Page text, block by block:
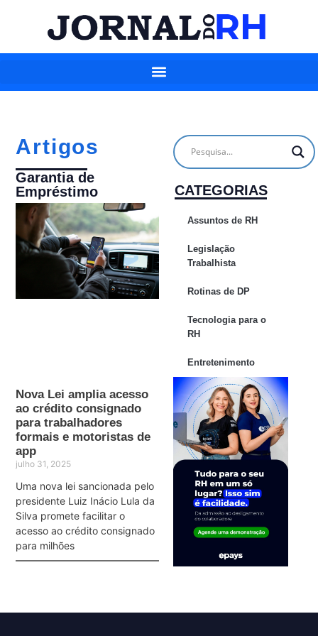
Artigos
Garantia de
Empréstimo
Nova Lei amplia acesso
ao crédito consignado
para trabalhadores
formais e motoristas de
app
julho 31, 2025
Uma nova lei sancionada pelo
presidente Luiz Inácio Lula da
Silva promete facilitar o
acesso ao crédito consignado
para milhões
CATEGORIAS
Assuntos de RH
Legislação
Trabalhista
Rotinas de DP
Tecnologia para o
RH
Entretenimento